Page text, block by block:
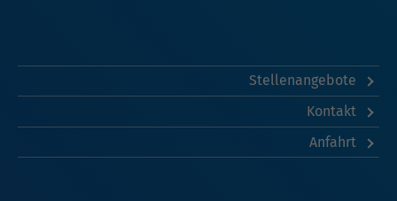
Stellenangebote
Kontakt
Anfahrt